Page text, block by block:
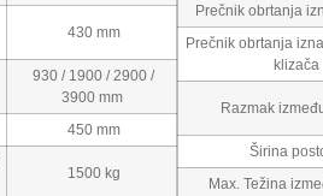
430 mm
930 / 1900 / 2900 /
3900 mm
450 mm
1500 kg
Prečnik obrtanja
Prečnik obrtanja
klizača
Razmak
Širina
Max. Težina